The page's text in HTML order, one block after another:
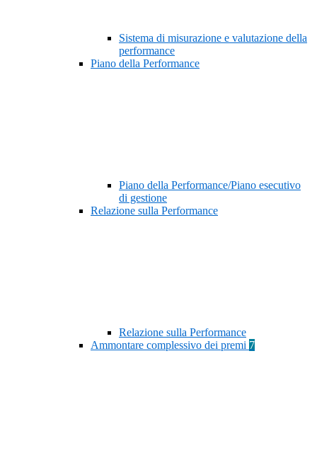
Sistema di misurazione e valutazione della
performance
Piano della Performance
Piano della Performance/Piano esecutivo
di gestione
Relazione sulla Performance
Relazione sulla Performance
Ammontare complessivo dei premi 7